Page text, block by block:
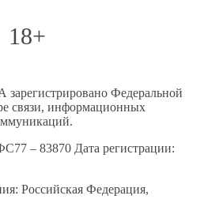
18+
Федеральной
связи, информационных
– 83870 Дата регистрации:
Российская Федерация,